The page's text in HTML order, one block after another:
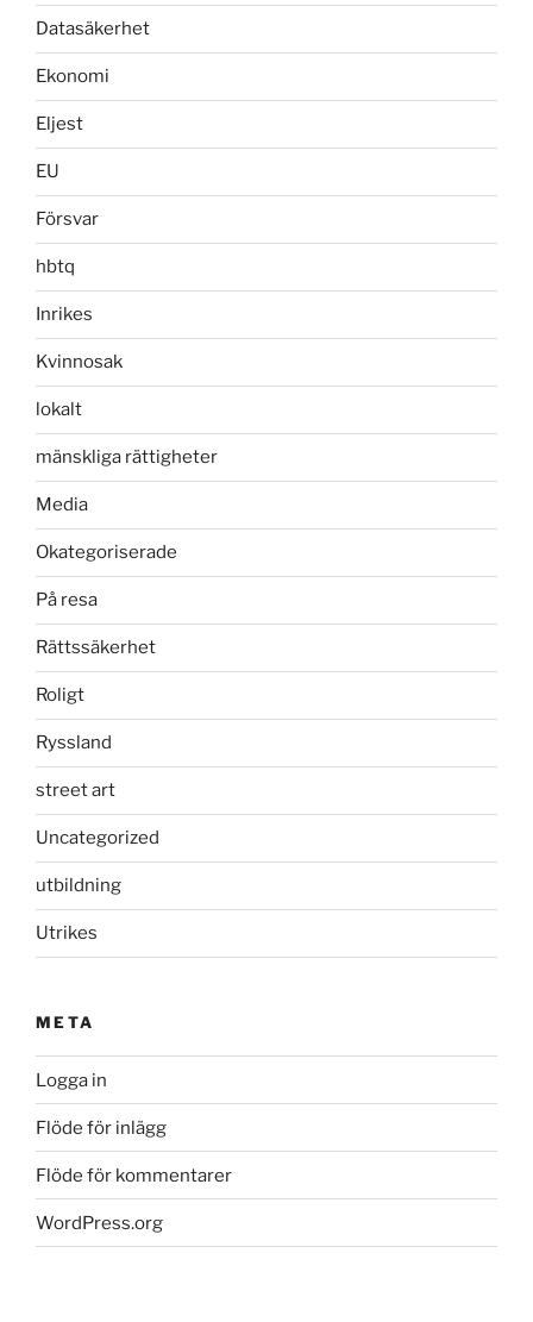
Datasäkerhet
Ekonomi
Eljest
EU
Försvar
hbtq
Inrikes
Kvinnosak
lokalt
mänskliga rättigheter
Media
Okategoriserade
På resa
Rättssäkerhet
Roligt
Ryssland
street art
Uncategorized
utbildning
Utrikes
META
Logga in
Flöde för inlägg
Flöde för kommentarer
WordPress.org